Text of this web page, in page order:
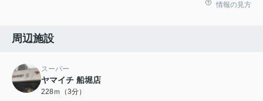
情報の見方
周辺施設
スーパー
ヤマイチ 船堀店
228ｍ（3分）